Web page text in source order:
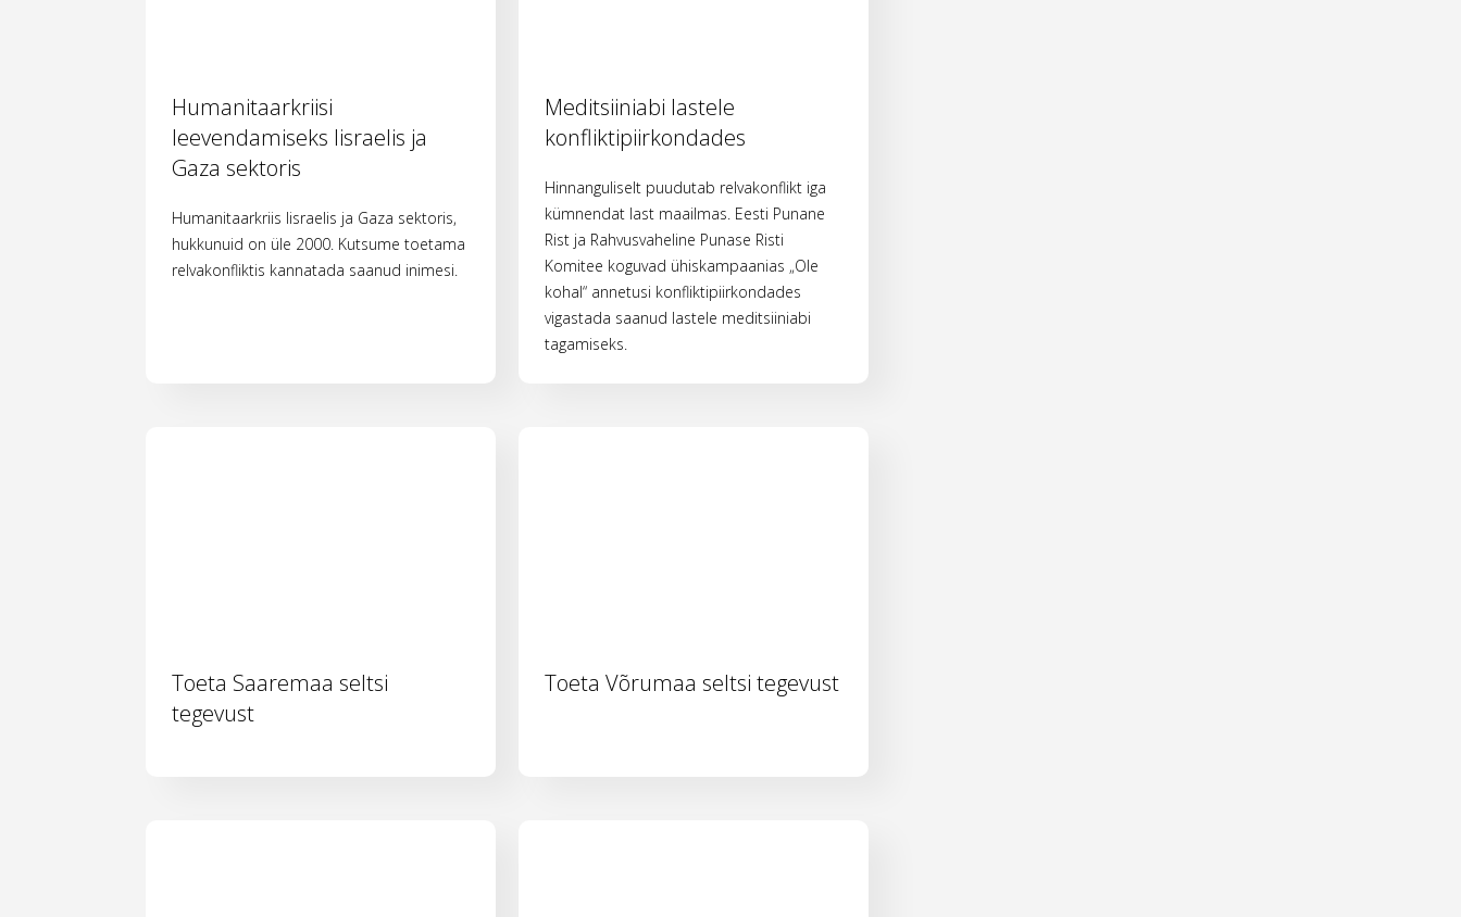
Humanitaarkriisi
leevendamiseks Iisraelis ja
Gaza sektoris
Humanitaarkriis Iisraelis ja Gaza sektoris,
hukkunuid on üle 2000. Kutsume toetama
relvakonfliktis kannatada saanud inimesi.
Meditsiiniabi lastele
konfliktipiirkondades
Hinnanguliselt puudutab relvakonflikt iga
kümnendat last maailmas. Eesti Punane
Rist ja Rahvusvaheline Punase Risti
Komitee koguvad ühiskampaanias „Ole
kohal“ annetusi konfliktipiirkondades
vigastada saanud lastele meditsiiniabi
tagamiseks.
Toeta Saaremaa seltsi
tegevust
Toeta Võrumaa seltsi tegevust